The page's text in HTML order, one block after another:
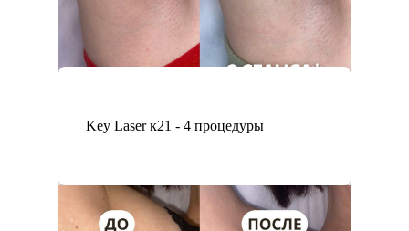
Key Laser к21 - 4 процедуры